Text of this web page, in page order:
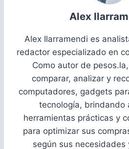
Alex
Alex Ilarramendi es
redactor especializado en
Como autor de
comparar, analizar y
computadores, gadgets
tecnología, brindando
herramientas prácticas y
para optimizar sus
según sus necesidades